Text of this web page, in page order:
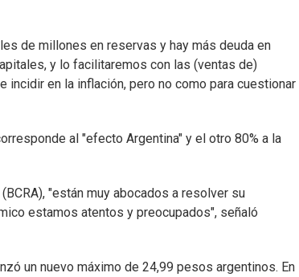
de millones en reservas y hay más deuda en
y lo facilitaremos con las (ventas de)
incidir en la inflación, pero no como para cuestionar
al "efecto Argentina" y el otro 80% a la
"están muy abocados a resolver su
estamos atentos y preocupados", señaló
un nuevo máximo de 24,99 pesos argentinos. En